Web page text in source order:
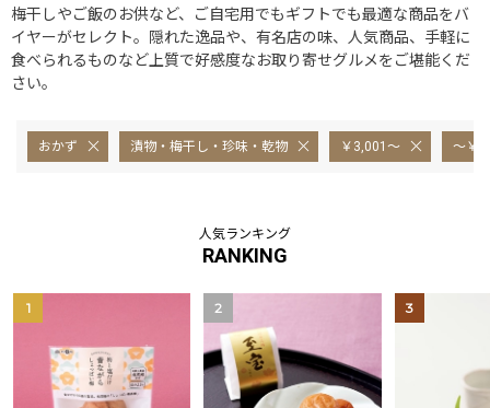
梅干しやご飯のお供など、ご自宅用でもギフトでも最適な商品をバ
イヤーがセレクト。隠れた逸品や、有名店の味、人気商品、手軽に
食べられるものなど上質で好感度なお取り寄せグルメをご堪能くだ
さい。
おかず 漬物・梅干し・珍味・乾物 ￥3,001～ ～￥
人気ランキング
RANKING
1 2 3